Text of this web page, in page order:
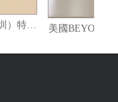
普羅丹特牙科技術（深圳）特約合作單位